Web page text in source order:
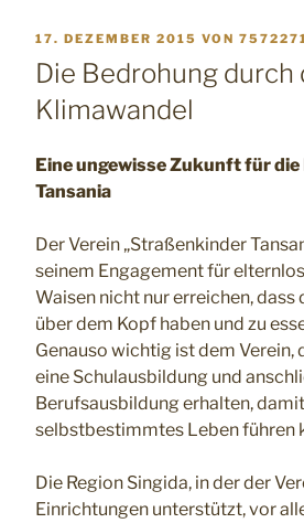
VERÖFFENTLICHT
AM
17. DEZEMBER 2015 VON
Die Bedrohung durch
Klimawandel
Eine ungewisse Zukunft für
Tansania
Der Verein „Straßenkinder
seinem Engagement für
Waisen nicht nur erreichen, dass
über dem Kopf haben und zu
Genauso wichtig ist dem Verein,
eine Schulausbildung und
Berufsausbildung erhalten,
selbstbestimmtes Leben führen
Die Region Singida, in der der
Einrichtungen unterstützt, vor